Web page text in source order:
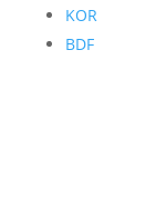
KOR
BDF